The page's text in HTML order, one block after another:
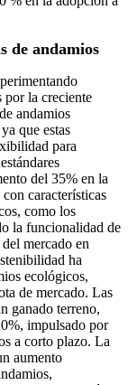
de andamios
​​por la creciente
andamios
que estas
para
del 35% en la
características
como los
la funcionalidad de
mercado en
ha
ecológicos,
de mercado. Las
ganado terreno,
impulsado por
a corto plazo. La
aumento